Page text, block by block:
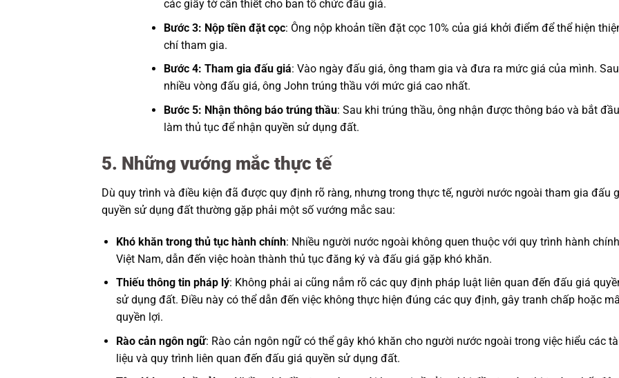
các giấy tờ cần thiết cho ban tổ chức đấu giá.
Bước 3: Nộp tiền đặt cọc: Ông nộp khoản tiền đặt cọc 10% của giá khởi điểm để thể hiện
chí tham gia.
Bước 4: Tham gia đấu giá: Vào ngày đấu giá, ông tham gia và đưa ra mức giá của mình. Sau
nhiều vòng đấu giá, ông John trúng thầu với mức giá cao nhất.
Bước 5: Nhận thông báo trúng thầu: Sau khi trúng thầu, ông nhận được thông báo và bắt đầu
làm thủ tục để nhận quyền sử dụng đất.
5. Những vướng mắc thực tế
Dù quy trình và điều kiện đã được quy định rõ ràng, nhưng trong thực tế, người nước ngoài tham gia đấu
quyền sử dụng đất thường gặp phải một số vướng mắc sau:
Khó khăn trong thủ tục hành chính: Nhiều người nước ngoài không quen thuộc với quy trình hành
Việt Nam, dẫn đến việc hoàn thành thủ tục đăng ký và đấu giá gặp khó khăn.
Thiếu thông tin pháp lý: Không phải ai cũng nắm rõ các quy định pháp luật liên quan đến đấu giá
sử dụng đất. Điều này có thể dẫn đến việc không thực hiện đúng các quy định, gây tranh chấp hoặc
quyền lợi.
Rào cản ngôn ngữ: Rào cản ngôn ngữ có thể gây khó khăn cho người nước ngoài trong việc hiểu các
liệu và quy trình liên quan đến đấu giá quyền sử dụng đất.